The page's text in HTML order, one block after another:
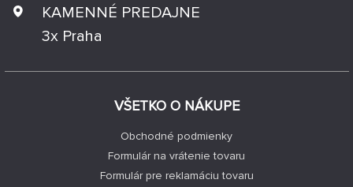
VŠETKO O NÁKUPE
Obchodné podmienky
Formulár na vrátenie tovaru
Formulár pre reklamáciu tovaru
KAMENNÉ PREDAJNE
3x Praha